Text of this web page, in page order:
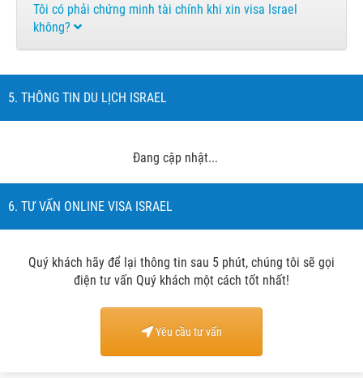
Tôi có phải chứng minh tài chính khi xin visa Israel
không?
5. THÔNG TIN DU LỊCH ISRAEL
Đang cập nhật...
6. TƯ VẤN ONLINE VISA ISRAEL
Quý khách hãy để lại thông tin sau 5 phút, chúng tôi sẽ gọi
điện tư vấn Quý khách một cách tốt nhất!
Yêu cầu tư vấn